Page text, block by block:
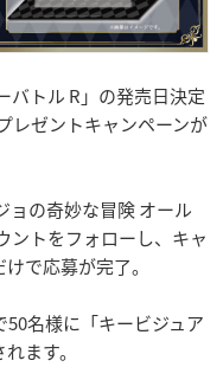
バトル R」の発売日決定
レゼントキャンペーンが
ョの奇妙な冒険 オール
ントをフォローし、キャ
で応募が完了。
名様に「キービジュア
ます。